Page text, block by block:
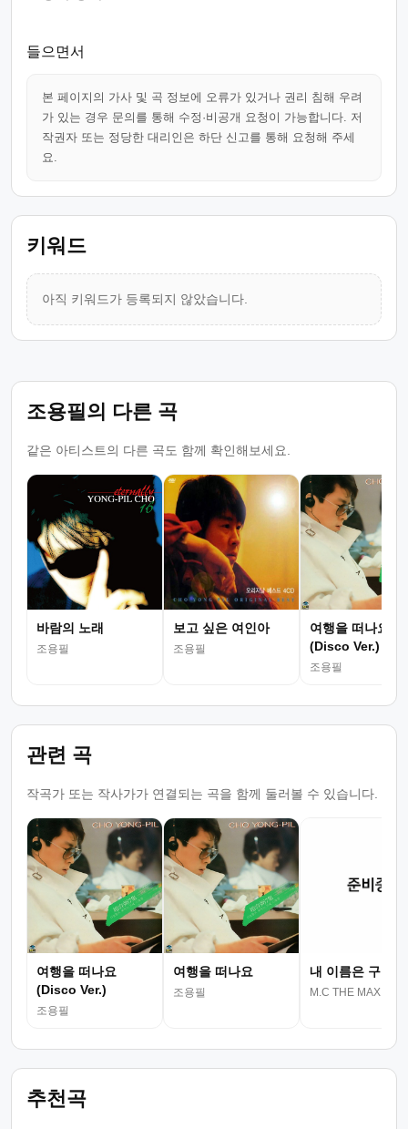
들으면서
본 페이지의 가사 및 곡 정보에 오류가 있거나 권리 침해 우려
가 있는 경우 문의를 통해 수정·비공개 요청이 가능합니다. 저
작권자 또는 정당한 대리인은 하단 신고를 통해 요청해 주세
요.
키워드
아직 키워드가 등록되지 않았습니다.
조용필의 다른 곡
같은 아티스트의 다른 곡도 함께 확인해보세요.
바람의 노래
조용필
보고 싶은 여인아
조용필
여행을 떠나요
(Disco Ver.)
조용필
관련 곡
작곡가 또는 작사가가 연결되는 곡을 함께 둘러볼 수 있습니다.
여행을 떠나요
(Disco Ver.)
조용필
여행을 떠나요
조용필
내 이름은 구름
M.C THE MAX!
추천곡